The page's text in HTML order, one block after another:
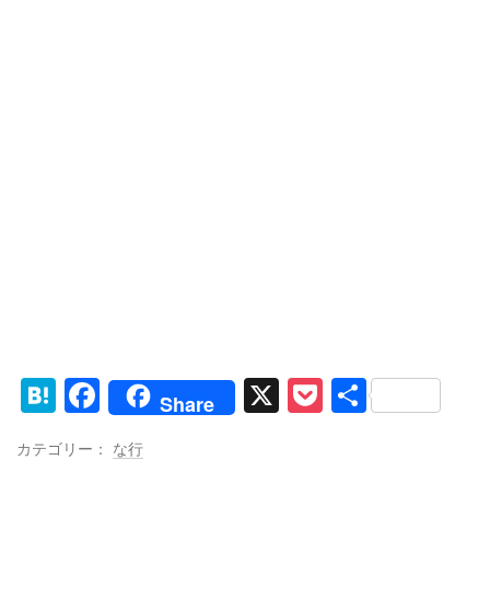
H
e
F
c
Share X
P 共
カテゴリー： な行